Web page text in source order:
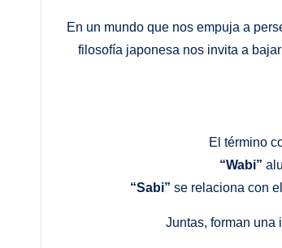
En un mundo que nos empuja a
filosofía japonesa nos invita a
El término
“Wabi”
“Sabi” se relaciona con
Juntas, forman una